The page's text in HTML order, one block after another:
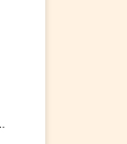
周年纪念版)